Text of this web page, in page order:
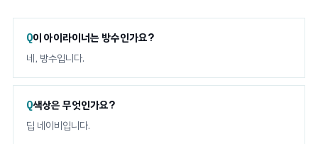
이 아이라이너는 방수인가요?
네, 방수입니다.
색상은 무엇인가요?
딥 네이비입니다.